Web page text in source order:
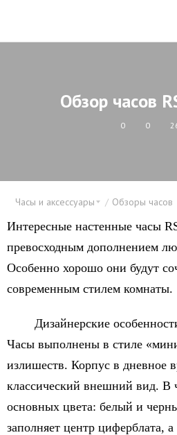
Обзор часов
0 0
Часы и аксессуары Обзоры часов
Интересные настенные часы
превосходным дополнением
Особенно хорошо они будут
современным стилем комнаты.
Дизайнерские
Часы выполнены в стиле
излишеств. Корпус в дневное
классический внешний вид. В
основных цвета: белый и
заполняет центр циферблата,